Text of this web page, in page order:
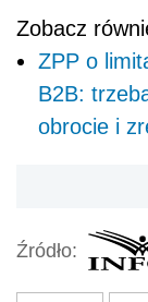
Zobacz
ZPP o
B2B:
obrocie i
Źródło: